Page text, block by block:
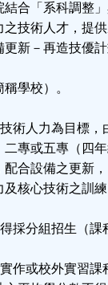
合「系科調整
技術人才，提供
新－再造技優計
學校）。
術人力為目標，
專或五專（四年
合設備之更新，
核心技術之訓練
採分組招生（課
作或校外實習課